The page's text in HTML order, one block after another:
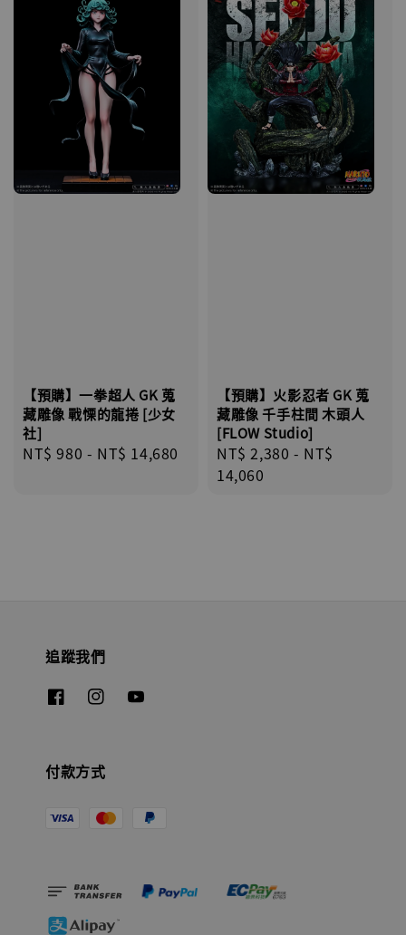
【預購】一拳超人 GK 蒐
藏雕像 戰慄的龍捲 [少女
社]
Regular
NT$ 980 - NT$ 14,680
【預購】火影忍者 GK 蒐
藏雕像 千手柱間 木頭人
[FLOW Studio]
Regular
price
NT$ 2,380 - NT$
14,060
追蹤我們
付款方式